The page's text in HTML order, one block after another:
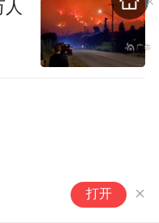
打开